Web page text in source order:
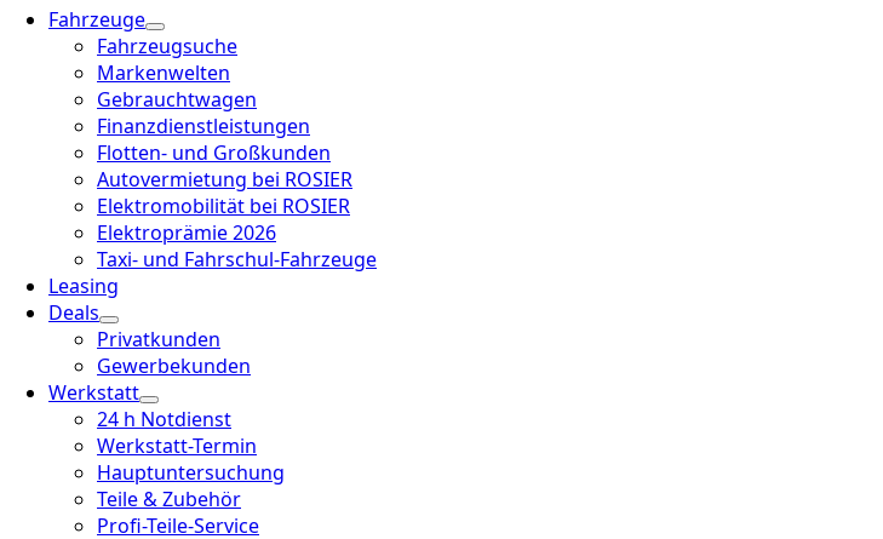
Fahrzeuge
Fahrzeugsuche
Markenwelten
Gebrauchtwagen
Finanzdienstleistungen
Flotten- und Großkunden
Autovermietung bei ROSIER
Elektromobilität bei ROSIER
Elektroprämie 2026
Taxi- und Fahrschul-Fahrzeuge
Leasing
Deals
Privatkunden
Gewerbekunden
Werkstatt
24 h Notdienst
Werkstatt-Termin
Hauptuntersuchung
Teile & Zubehör
Profi-Teile-Service